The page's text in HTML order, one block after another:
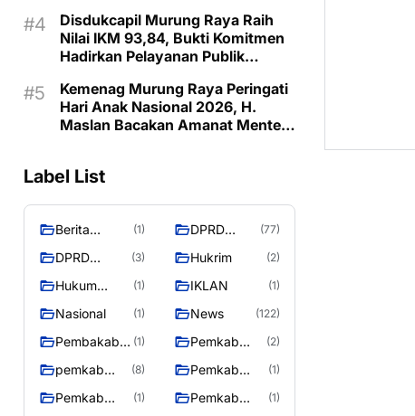
Disdukcapil Murung Raya Raih
Nilai IKM 93,84, Bukti Komitmen
Hadirkan Pelayanan Publik
Kemenag Murung Raya Peringati
Hari Anak Nasional 2026, H.
Maslan Bacakan Amanat Menteri
Label List
Berita
Raya
(1)
DPRD
Raya
(77)
DPRD
RAYA
(3) Hukrim (2)
Hukum
(1) IKLAN (1)
Nasional (1) News (122)
Pembakab
Raya
(1)
Pemkab
(2)
pemkab
(8)
Pemkab
08/2/2025
(1)
Pemkab
(1)
Pemkab
(1)